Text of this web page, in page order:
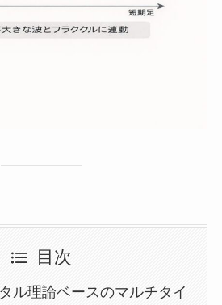
目次
ル理論ベースのマルチタイ